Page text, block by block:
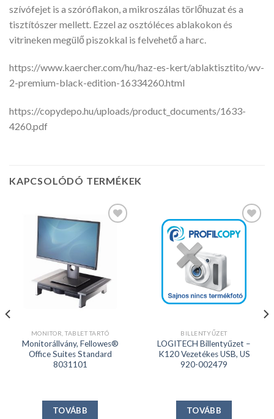
szívófejet is a szóróflakon, a mikroszálas törlőhuzat és a
tisztítószer mellett. Ezzel az osztóléces ablakokon és
vitrineken megülő piszokkal is felvehető a harc.
https://www.kaercher.com/hu/haz-es-kert/ablaktisztito/wv-
2-premium-black-edition-16334260.html
https://copydepo.hu/uploads/product_documents/1633-
4260.pdf
KAPCSOLÓDÓ TERMÉKEK
Kedvencekhez
MONITOR, TABLET TARTÓ
Monitorállvány, Fellowes®
Office Suites Standard
8031101
TOVÁBB
Kedvencekhez
BILLENTYŰZET
LOGITECH Billentyűzet –
K120 Vezetékes USB, US
920-002479
TOVÁBB